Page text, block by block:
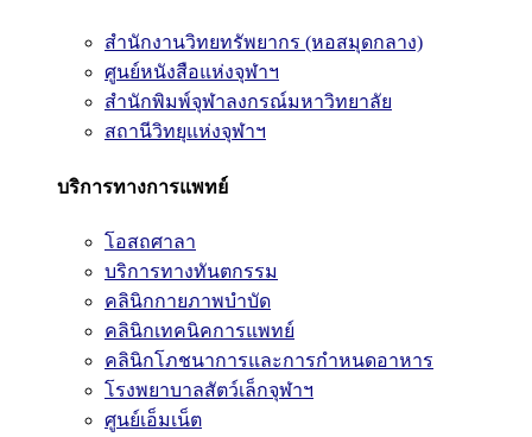
สำนักงานวิทยทรัพยากร (หอสมุดกลาง)
ศูนย์หนังสือแห่งจุฬาฯ
สำนักพิมพ์จุฬาลงกรณ์มหาวิทยาลัย
สถานีวิทยุแห่งจุฬาฯ
บริการทางการแพทย์
โอสถศาลา
บริการทางทันตกรรม
คลินิกกายภาพบำบัด
คลินิกเทคนิคการแพทย์
คลินิกโภชนาการและการกำหนดอาหาร
โรงพยาบาลสัตว์เล็กจุฬาฯ
ศูนย์เอ็มเน็ต